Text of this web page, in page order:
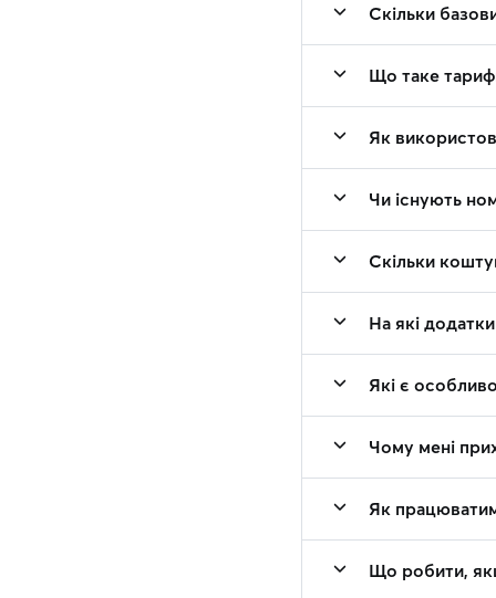
Скільки
Що таке
Як
Чи існують
Скільки
На які
Які є
Чому мені
Як
Що робити,